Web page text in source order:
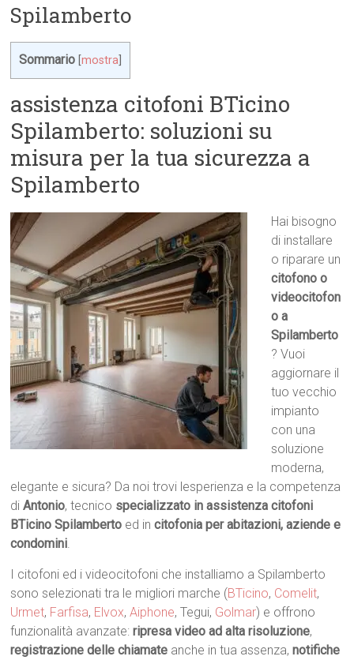
Spilamberto
Sommario [mostra
assistenza citofoni BTicino
Spilamberto: soluzioni su
misura per la tua sicurezza a
Spilamberto
Hai bisogno
di installare
o riparare un
citofono o
videocitofon
o a
Spilamberto
? Vuoi
aggiornare il
tuo vecchio
impianto
con una
soluzione
moderna,
elegante e sicura? Da noi trovi lesperienza e la competenza
diAntonio, tecnico specializzato in assistenza citofoni
BTicino Spilamberto ed incitofonia per abitazioni, aziende e
condomini.
I citofoni ed i videocitofoni che installiamo a Spilamberto
sono selezionati tra le migliori marche (BTicino, Comelit,
Urmet, Farfisa, Elvox,Aiphone, Tegui, Golmar) e offrono
funzionalità avanzate:ripresa video ad alta risoluzione,
registrazione delle chiamate anche in tua assenza,notifiche